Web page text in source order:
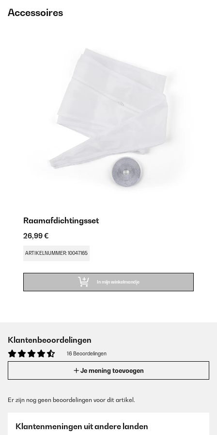
Accessoires
Raamafdichtingsset
26,99 €
ARTIKELNUMMER: 10047165
In mijn winkelmandje
Klantenbeoordelingen
16 Beoordelingen
Je mening toevoegen
Er zijn nog geen beoordelingen voor dit artikel.
Klantenmeningen uit andere landen